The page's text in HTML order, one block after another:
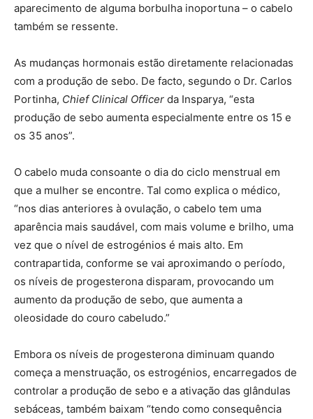
aparecimento de alguma borbulha inoportuna – o cabelo
também se ressente.
As mudanças hormonais estão diretamente relacionadas
com a produção de sebo. De facto, segundo o Dr. Carlos
Portinha, Chief Clinical Officer da Insparya, “esta
produção de sebo aumenta especialmente entre os 15 e
os 35 anos”.
O cabelo muda consoante o dia do ciclo menstrual em
que a mulher se encontre. Tal como explica o médico,
“nos dias anteriores à ovulação, o cabelo tem uma
aparência mais saudável, com mais volume e brilho, uma
vez que o nível de estrogénios é mais alto. Em
contrapartida, conforme se vai aproximando o período,
os níveis de progesterona disparam, provocando um
aumento da produção de sebo, que aumenta a
oleosidade do couro cabeludo.”
Embora os níveis de progesterona diminuam quando
começa a menstruação, os estrogénios, encarregados de
controlar a produção de sebo e a ativação das glândulas
sebáceas, também baixam “tendo como consequência